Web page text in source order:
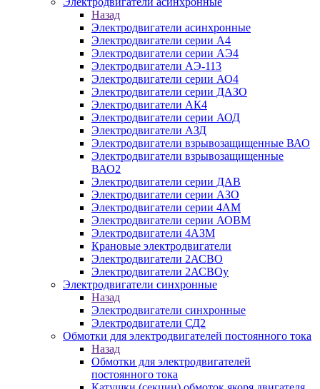
Назад
Электродвигатели асинхронные
Электродвигатели серии А4
Электродвигатели серии АЭ4
Электродвигатели АЭ-113
Электродвигатели серии АО4
Электродвигатели серии ДАЗО
Электродвигатели АК4
Электродвигатели серии АОД
Электродвигатели АЗД
Электродвигатели взрывозащищенные ВАО
Электродвигатели взрывозащищенные
ВАО2
Электродвигатели серии ДАВ
Электродвигатели серии АЗО
Электродвигатели серии 4АМ
Электродвигатели серии АОВМ
Электродвигатели 4АЗМ
Крановые электродвигатели
Электродвигатели 2АСВО
Электродвигатели 2АСВОу
Электродвигатели синхронные
Назад
Электродвигатели синхронные
Электродвигатели СД2
Обмотки для электродвигателей постоянного тока
Назад
Обмотки для электродвигателей
постоянного тока